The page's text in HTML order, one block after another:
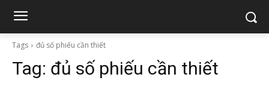
Tags đủ số phiếu cần thiết
Tag: đủ số phiếu cần thiết